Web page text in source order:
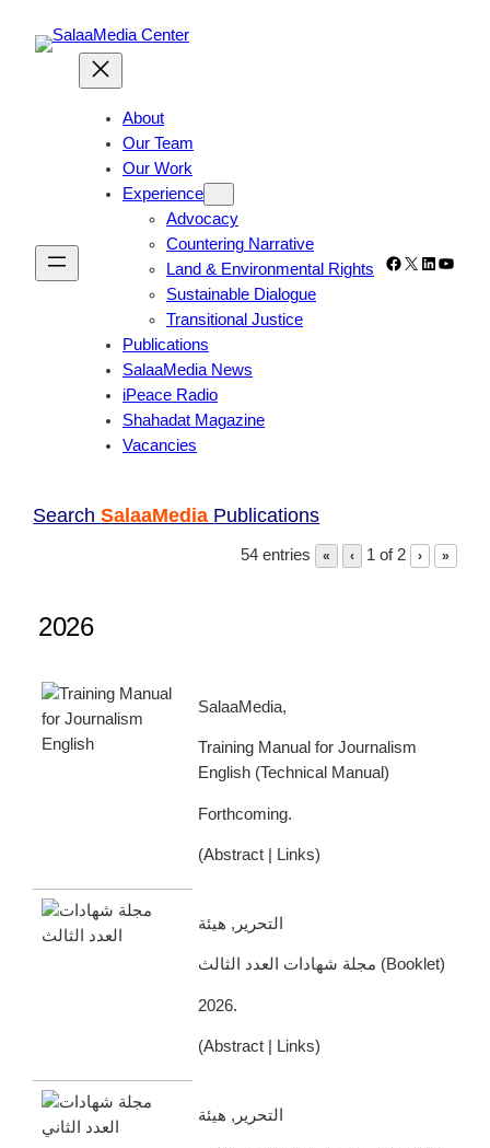
About
Our Team
Our Work
Experience
Advocacy
Countering Narrative
Land & Environmental Rights
Sustainable Dialogue
Transitional Justice
Publications
SalaaMedia News
iPeace Radio
Shahadat Magazine
Vacancies
Facebook
X LinkedIn
SearchSalaaMedia Publications
54 entries « ‹ 1 of 2 › »
2026
SalaaMedia,
Training Manual for Journalism
English (Technical Manual)
Forthcoming.
(Abstract Links)
التحرير, هيئة
(Booklet)
2026.
(Abstract Links)
التحرير, هيئة